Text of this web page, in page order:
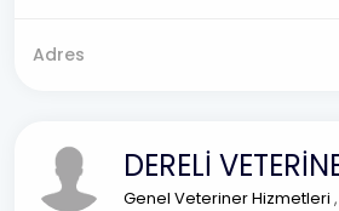
Adres
DERELİ
Genel Veteriner Hizmetleri ,